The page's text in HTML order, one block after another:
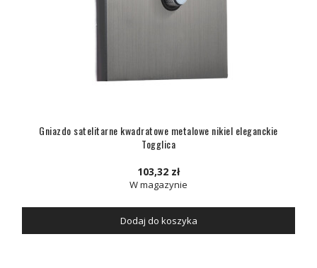
Gniazdo satelitarne kwadratowe metalowe nikiel eleganckie
Togglica
103,32 zł
W magazynie
Dodaj do koszyka